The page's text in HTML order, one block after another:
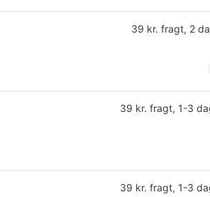
39 kr. fragt, 2
39 kr. fragt, 1-3
39 kr. fragt, 1-3